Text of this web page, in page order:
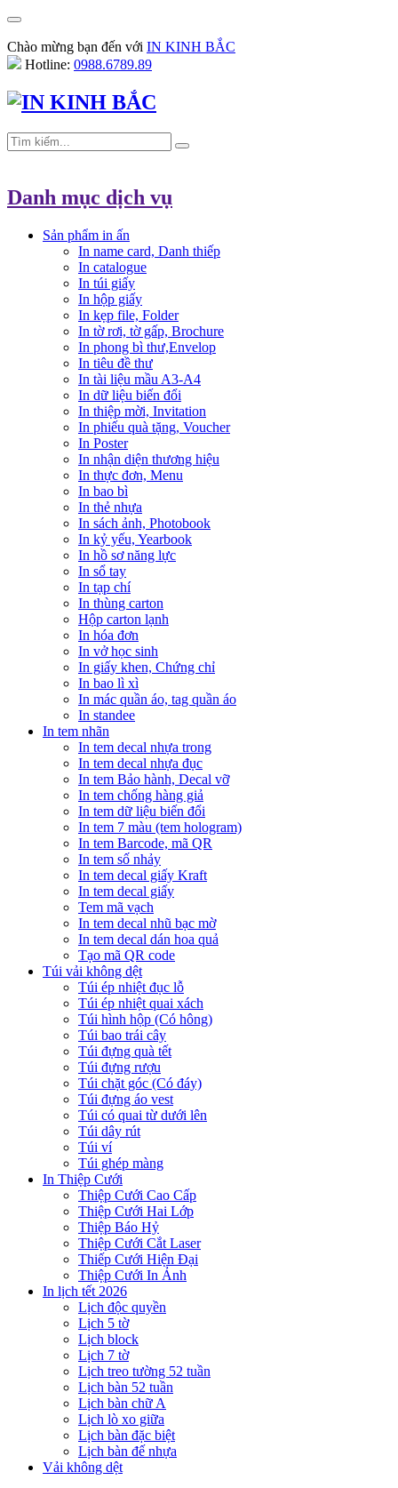
Chào mừng bạn đến với IN KINH BẮC
Hotline: 0988.6789.89
Danh mục dịch vụ
Sản phẩm in ấn
In name card, Danh thiếp
In catalogue
In túi giấy
In hộp giấy
In kẹp file, Folder
In tờ rơi, tờ gấp, Brochure
In phong bì thư,Envelop
In tiêu đề thư
In tài liệu mầu A3-A4
In dữ liệu biến đổi
In thiệp mời, Invitation
In phiếu quà tặng, Voucher
In Poster
In nhận diện thương hiệu
In thực đơn, Menu
In bao bì
In thẻ nhựa
In sách ảnh, Photobook
In kỷ yếu, Yearbook
In hồ sơ năng lực
In sổ tay
In tạp chí
In thùng carton
Hộp carton lạnh
In hóa đơn
In vở học sinh
In giấy khen, Chứng chỉ
In bao lì xì
In mác quần áo, tag quần áo
In standee
In tem nhãn
In tem decal nhựa trong
In tem decal nhựa đục
In tem Bảo hành, Decal vỡ
In tem chống hàng giả
In tem dữ liệu biến đổi
In tem 7 màu (tem hologram)
In tem Barcode, mã QR
In tem số nhảy
In tem decal giấy Kraft
In tem decal giấy
Tem mã vạch
In tem decal nhũ bạc mờ
In tem decal dán hoa quả
Tạo mã QR code
Túi vải không dệt
Túi ép nhiệt đục lỗ
Túi ép nhiệt quai xách
Túi hình hộp (Có hông)
Túi bao trái cây
Túi đựng quà tết
Túi đựng rượu
Túi chặt góc (Có đáy)
Túi đựng áo vest
Túi có quai từ dưới lên
Túi dây rút
Túi ví
Túi ghép màng
In Thiệp Cưới
Thiệp Cưới Cao Cấp
Thiệp Cưới Hai Lớp
Thiệp Báo Hỷ
Thiệp Cưới Cắt Laser
Thiếp Cưới Hiện Đại
Thiệp Cưới In Ảnh
In lịch tết 2026
Lịch độc quyền
Lịch 5 tờ
Lịch block
Lịch 7 tờ
Lịch treo tường 52 tuần
Lịch bàn 52 tuần
Lịch bàn chữ A
Lịch lò xo giữa
Lịch bàn đặc biệt
Lịch bàn đế nhựa
Vải không dệt